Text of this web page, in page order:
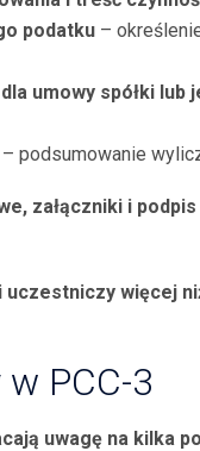
podatku –
umowy spółki lub
– podsumowanie
załączniki i podpis
uczestniczy więcej
w PCC-3
uwagę na kilka